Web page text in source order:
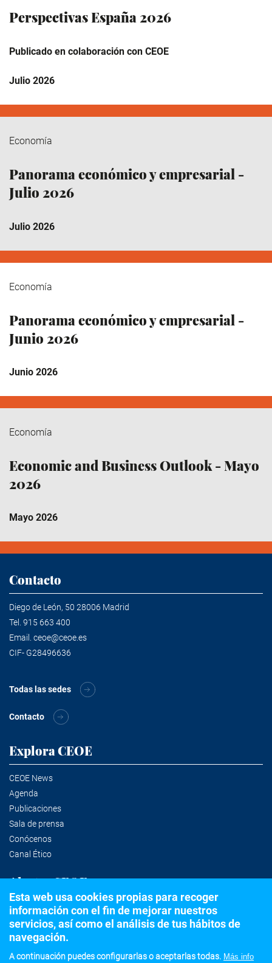
Perspectivas España 2026
Publicado en colaboración con CEOE
Julio 2026
Economía
Panorama económico y empresarial -
Julio 2026
Julio 2026
Economía
Panorama económico y empresarial -
Junio 2026
Junio 2026
Economía
Economic and Business Outlook - Mayo
2026
Mayo 2026
Contacto
Diego de León, 50 28006 Madrid
Tel. 915 663 400
Email. ceoe@ceoe.es
CIF- G28496636
Todas las sedes
Contacto
Explora CEOE
CEOE News
Agenda
Publicaciones
Sala de prensa
Conócenos
Canal Ético
Alertas CEOE
Suscríbete a la newsletter
Esta web usa cookies propias para recoger
información con el fin de mejorar nuestros
servicios, así como el análisis de tus hábitos de
navegación.
A continuación puedes configurarlas o aceptarlas todas. Más info